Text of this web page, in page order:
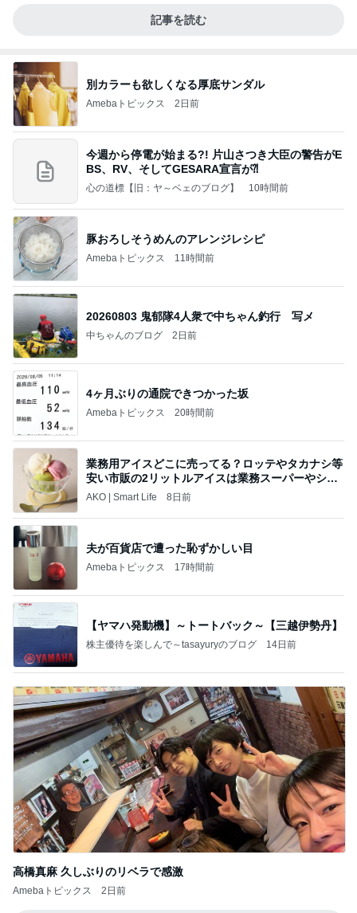
記事を読む
別カラーも欲しくなる厚底サンダル
Amebaトピックス 2日前
今週から停電が始まる?! 片山さつき大臣の警告がE
BS、RV、そしてGESARA宣言が⁈
心の道標【旧：ヤ～ベェのブログ】 10時間前
豚おろしそうめんのアレンジレシピ
Amebaトピックス 11時間前
20260803 鬼郁隊4人衆で中ちゃん釣行 写メ
中ちゃんのブログ 2日前
4ヶ月ぶりの通院できつかった坂
Amebaトピックス 20時間前
業務用アイスどこに売ってる？ロッテやタカナシ等
安い市販の2リットルアイスは業務スーパーやシャ
トレ
AKO | Smart Life 8日前
夫が百貨店で遭った恥ずかしい目
Amebaトピックス 17時間前
【ヤマハ発動機】～トートバック～【三越伊勢丹】
株主優待を楽しんで～tasayuryのブログ 14日前
高橋真麻 久しぶりのリベラで感激
Amebaトピックス 2日前